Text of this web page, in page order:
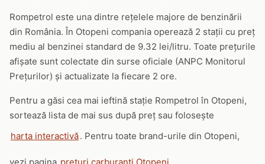
Rompetrol este una dintre rețelele majore de benzinării
din România. În Otopeni compania operează 2 stații cu preț
mediu al benzinei standard de 9.32 lei/litru. Toate prețurile
afișate sunt colectate din surse oficiale (ANPC Monitorul
Prețurilor) și actualizate la fiecare 2 ore.
Pentru a găsi cea mai ieftină stație Rompetrol în Otopeni,
sortează lista de mai sus după preț sau folosește
harta interactivă. Pentru toate brand-urile din Otopeni,
vezi pagina prețuri carburanți Otopeni